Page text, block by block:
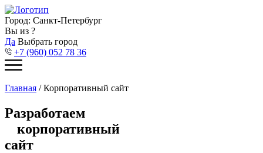
Город: Санкт-Петербург
Вы из ?
Да Выбрать город
+7 (960) 052 78 36
Главная / Корпоративный сайт
Разработаем
корпоративный
сайт